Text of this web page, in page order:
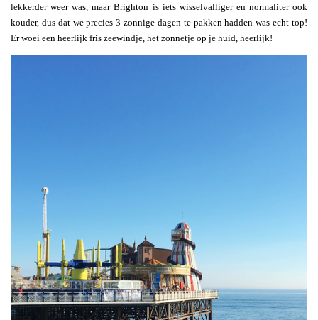
lekkerder weer was, maar Brighton is iets wisselvalliger en normaliter ook
kouder, dus dat we precies 3 zonnige dagen te pakken hadden was echt top!
Er woei een heerlijk fris zeewindje, het zonnetje op je huid, heerlijk!